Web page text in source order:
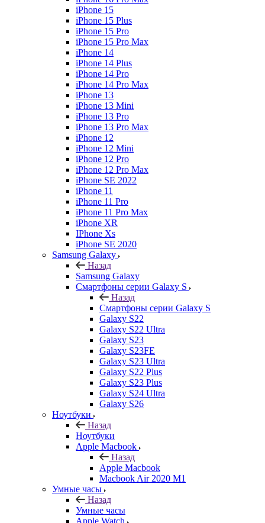
iPhone 15
iPhone 15 Plus
iPhone 15 Pro
iPhone 15 Pro Max
iPhone 14
iPhone 14 Plus
iPhone 14 Pro
iPhone 14 Pro Max
iPhone 13
iPhone 13 Mini
iPhone 13 Pro
iPhone 13 Pro Max
iPhone 12
iPhone 12 Mini
iPhone 12 Pro
iPhone 12 Pro Max
iPhone SE 2022
iPhone 11
iPhone 11 Pro
iPhone 11 Pro Max
iPhone XR
IPhone Xs
iPhone SE 2020
Samsung Galaxy
Назад
Samsung Galaxy
Смартфоны серии Galaxy S
Назад
Смартфоны серии Galaxy S
Galaxy S22
Galaxy S22 Ultra
Galaxy S23
Galaxy S23FE
Galaxy S23 Ultra
Galaxy S22 Plus
Galaxy S23 Plus
Galaxy S24 Ultra
Galaxy S26
Ноутбуки
Назад
Ноутбуки
Apple Macbook
Назад
Apple Macbook
Macbook Air 2020 M1
Умные часы
Назад
Умные часы
Apple Watch